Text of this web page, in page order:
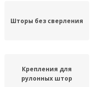
Шторы без сверления
Крепления для
рулонных штор